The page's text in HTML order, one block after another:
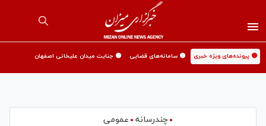
🟡 پرونده‌های ویژه خبری 🟡 سامانه‌های قضایی 🟡 جنایت میدان علیخانی اصفهان
چندرسانه
عمومی